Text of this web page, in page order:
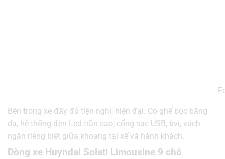
Bên trong xe đầy đủ tiện nghi, hiện đại: Có ghế bọc bằng
da, hệ thống đèn Led trần sao, cổng sạc USB, tivi, vách
ngăn riêng biệt giữa khoang tài xế và hành khách.
Dòng xe Huyndai Solati Limousine 9 chỗ